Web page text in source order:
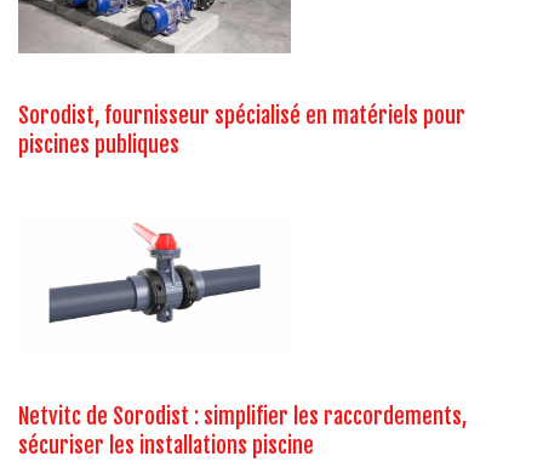
Sorodist, fournisseur spécialisé en matériels pour
piscines publiques
Netvitc de Sorodist : simplifier les raccordements,
sécuriser les installations piscine